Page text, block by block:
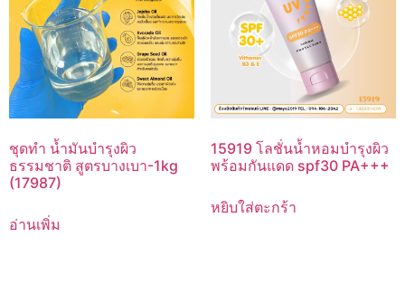
ชุดทำ น้ำมันบำรุงผิว
ธรรมชาติ สูตรบางเบา-1kg
(17987)
อ่านเพิ่ม
15919 โลชั่นน้ำหอมบำรุงผิว
พร้อมกันแดด spf30 PA+++
หยิบใส่ตะกร้า